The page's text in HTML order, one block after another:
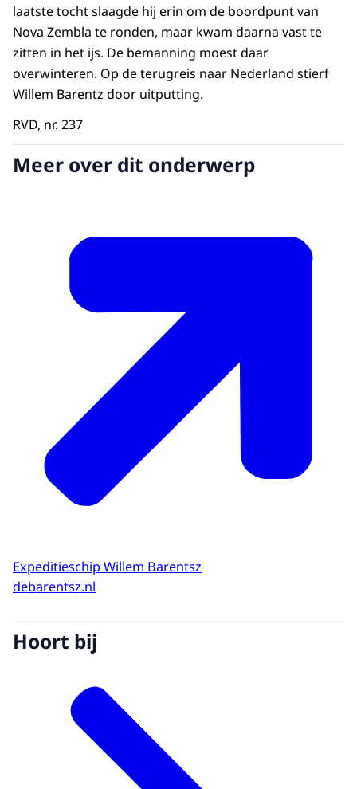
laatste tocht slaagde hij erin om de boordpunt van
Nova Zembla te ronden, maar kwam daarna vast te
zitten in het ijs. De bemanning moest daar
overwinteren. Op de terugreis naar Nederland stierf
Willem Barentz door uitputting.
RVD, nr. 237
Meer over dit onderwerp
Expeditieschip Willem Barentsz
debarentsz.nl
Hoort bij